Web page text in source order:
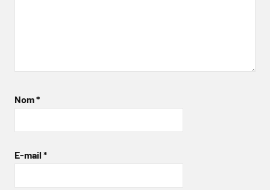
Nom*
E-mail *